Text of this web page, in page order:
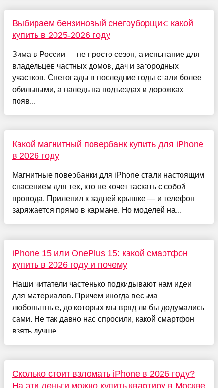
Выбираем бензиновый снегоуборщик: какой
купить в 2025-2026 году
Зима в России — не просто сезон, а испытание для
владельцев частных домов, дач и загородных
участков. Снегопады в последние годы стали более
обильными, а наледь на подъездах и дорожках
появ...
Какой магнитный повербанк купить для iPhone
в 2026 году
Магнитные повербанки для iPhone стали настоящим
спасением для тех, кто не хочет таскать с собой
провода. Прилепил к задней крышке — и телефон
заряжается прямо в кармане. Но моделей на...
iPhone 15 или OnePlus 15: какой смартфон
купить в 2026 году и почему
Наши читатели частенько подкидывают нам идеи
для материалов. Причем иногда весьма
любопытные, до которых мы вряд ли бы додумались
сами. Не так давно нас спросили, какой смартфон
взять лучше...
Сколько стоит взломать iPhone в 2026 году?
На эти деньги можно купить квартиру в Москве